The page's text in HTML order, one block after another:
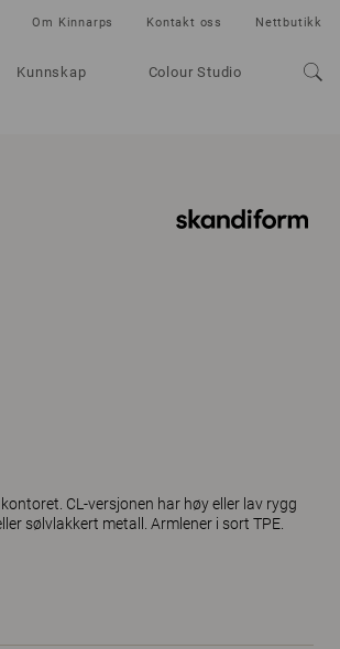
Kunnskap Colour Studio
Om Kinnarps Kontakt oss Nettbutikk
CL-versjonen har høy eller lav rygg
sølvlakkert metall. Armlener i sort TPE.